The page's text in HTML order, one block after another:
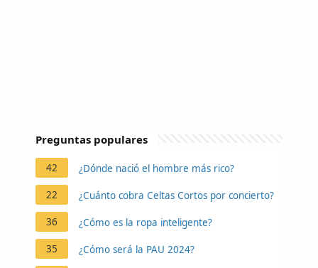
Preguntas populares
42 ¿Dónde nació el hombre más rico?
22 ¿Cuánto cobra Celtas Cortos por concierto?
36 ¿Cómo es la ropa inteligente?
35 ¿Cómo será la PAU 2024?